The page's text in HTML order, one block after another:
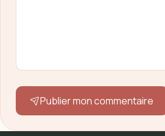
Publier mon commentaire